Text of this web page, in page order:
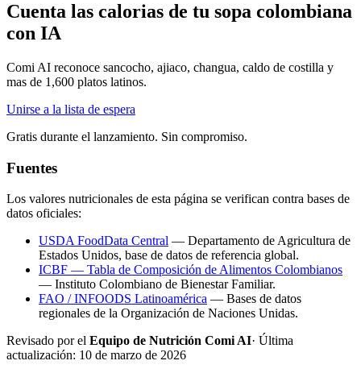
Cuenta las calorias de tu sopa colombiana
con IA
Comi AI reconoce sancocho, ajiaco, changua, caldo de costilla y
mas de 1,600 platos latinos.
Unirse a la lista de espera
Gratis durante el lanzamiento. Sin compromiso.
Fuentes
Los valores nutricionales de esta página se verifican contra bases de
datos oficiales:
USDA FoodData Central — Departamento de Agricultura de
Estados Unidos, base de datos de referencia global.
ICBF — Tabla de Composición de Alimentos Colombianos
— Instituto Colombiano de Bienestar Familiar.
FAO / INFOODS Latinoamérica — Bases de datos
regionales de la Organización de Naciones Unidas.
Revisado por el Equipo de Nutrición Comi AI· Última
actualización: 10 de marzo de 2026